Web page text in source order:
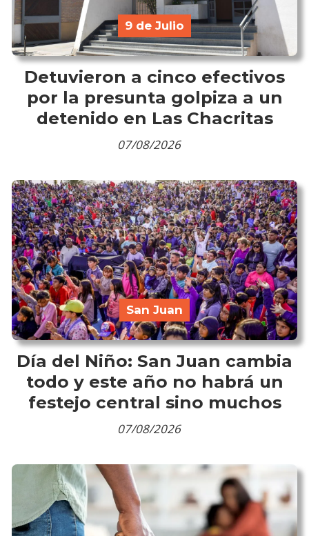
Detuvieron a cinco efectivos
por la presunta golpiza a un
detenido en Las Chacritas
9 de Julio
07/08/2026
Día del Niño: San Juan cambia
todo y este año no habrá un
festejo central sino muchos
San Juan
07/08/2026